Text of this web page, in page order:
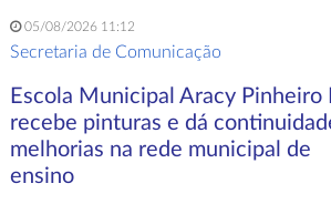
05/08/2026 11:12
Secretaria de Comunicação
Escola Municipal Aracy Pinheiro
recebe pinturas e dá
melhorias na rede municipal de
ensino